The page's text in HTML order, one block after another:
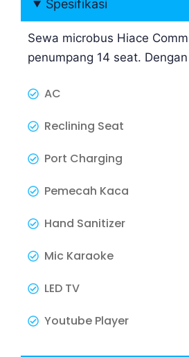
Spesifikasi
Sewa microbus Hiace
penumpang 14 seat.
AC
Reclining Seat
Port Charging
Pemecah Kaca
Hand Sanitizer
Mic Karaoke
LED TV
Youtube Player